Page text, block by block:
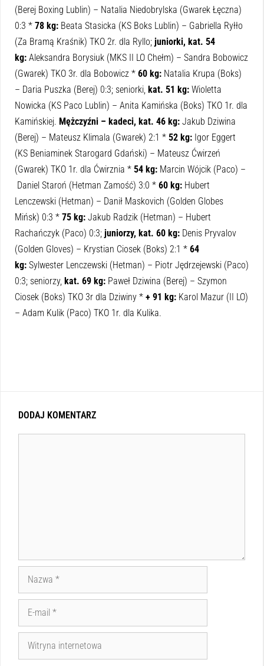
(Berej Boxing Lublin) – Natalia Niedobrylska (Gwarek Łęczna)
0:3 * 78 kg: Beata Stasicka (KS Boks Lublin) – Gabriella Ryłło
(Za Bramą Kraśnik) TKO 2r. dla Ryllo; juniorki, kat. 54
kg: Aleksandra Borysiuk (MKS II LO Chełm) – Sandra Bobowicz
(Gwarek) TKO 3r. dla Bobowicz * 60 kg: Natalia Krupa (Boks)
– Daria Puszka (Berej) 0:3; seniorki, kat. 51 kg: Wioletta
Nowicka (KS Paco Lublin) – Anita Kamińska (Boks) TKO 1r. dla
Kamińskiej. Mężczyźni – kadeci, kat. 46 kg: Jakub Dziwina
(Berej) – Mateusz Klimala (Gwarek) 2:1 * 52 kg: Igor Eggert
(KS Beniaminek Starogard Gdański) – Mateusz Ćwirzeń
(Gwarek) TKO 1r. dla Ćwirznia * 54 kg: Marcin Wójcik (Paco) –
Daniel Staroń (Hetman Zamość) 3:0 * 60 kg: Hubert
Lenczewski (Hetman) – Danił Maskovich (Golden Globes
Mińsk) 0:3 * 75 kg: Jakub Radzik (Hetman) – Hubert
Rachańczyk (Paco) 0:3; juniorzy, kat. 60 kg: Denis Pryvalov
(Golden Gloves) – Krystian Ciosek (Boks) 2:1 * 64
kg: Sylwester Lenczewski (Hetman) – Piotr Jędrzejewski (Paco)
0:3; seniorzy, kat. 69 kg: Paweł Dziwina (Berej) – Szymon
Ciosek (Boks) TKO 3r dla Dziwiny * + 91 kg: Karol Mazur (II LO)
– Adam Kulik (Paco) TKO 1r. dla Kulika.
DODAJ KOMENTARZ